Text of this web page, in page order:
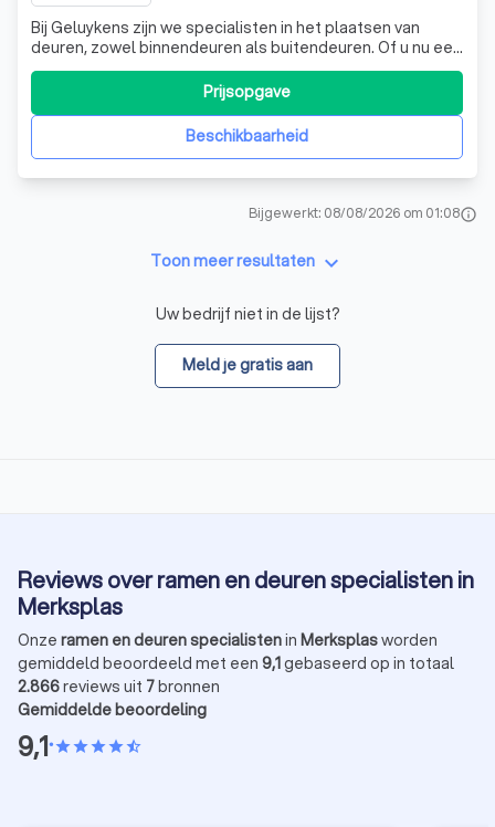
Bij Geluykens zijn we specialisten in het plaatsen van
deuren, zowel binnendeuren als buitendeuren. Of u nu een
nieuwbouwproject heeft, een renovatie ondergaat of
gewoon een nieuwe voor- of achterdeur nodig heeft, wij
staan voor u klaar. Onze deuren, vervaardigd uit hout,
aluminium en PVC, worden me
Beschikbaarheid
Prijsopgave
Bijgewerkt: 08/08/2026 om 01:08info
Toon meer resultaten keyboard_arrow_down
Uw bedrijf niet in de lijst?
Meld je gratis aan
Reviews over ramen en deuren specialisten in
Merksplas
Onze ramen en deuren specialistenin Merksplasworden
gemiddeld beoordeeld met een 9,1gebaseerd op in totaal
2.866reviews uit 7bronnen
Gemiddelde beoordeling
9,1•starstarstarstarstar_half